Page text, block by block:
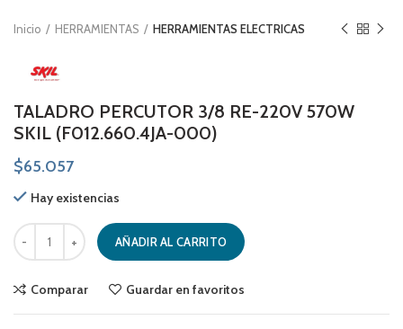
Inicio HERRAMIENTAS HERRAMIENTAS ELECTRICAS
TALADRO PERCUTOR 3/8 RE-220V 570W
SKIL (F012.660.4JA-000)
$65.057
Hay existencias
TALADRO PERCUTOR 3/8 RE-220V 570W SKIL (F012.660.4JA-000)
AÑADIR AL CARRITO
Comparar Guardar en favoritos